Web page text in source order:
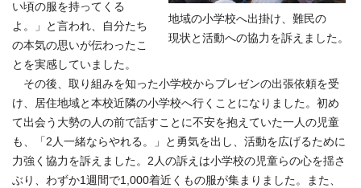
地域の小学校へ出掛け、難民の
現状と活動への協力を訴えました。
い頃の服を持ってくる
よ。」と言われ、自分たち
の本気の思いが伝わったこ
とを実感していました。
その後、取り組みを知った小学校からプレゼンの出張依頼を受
け、居住地域と本校近隣の小学校へ行くことになりました。初め
て出会う大勢の人の前で話すことに不安を抱えていた一人の児童
も、「2人一緒ならやれる。」と勇気を出し、活動を広げるために
力強く協力を訴えました。2人の訴えは小学校の児童らの心を揺さ
ぶり、わずか1週間で1,000着近くもの服が集まりました。また、